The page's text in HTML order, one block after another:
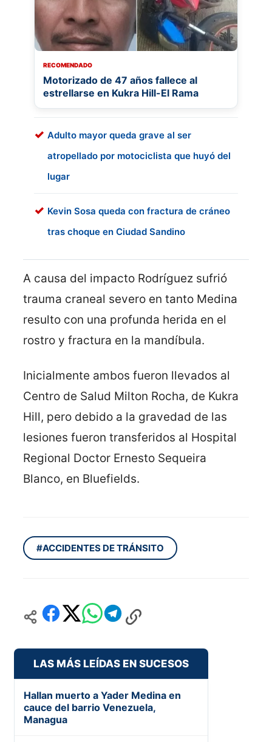
RECOMENDADO
Motorizado de 47 años fallece al
estrellarse en Kukra Hill-El Rama
Adulto mayor queda grave al ser
atropellado por motociclista que huyó del
lugar
Kevin Sosa queda con fractura de cráneo
tras choque en Ciudad Sandino
A causa del impacto Rodríguez sufrió
trauma craneal severo en tanto Medina
resulto con una profunda herida en el
rostro y fractura en la mandíbula.
Inicialmente ambos fueron llevados al
Centro de Salud Milton Rocha, de Kukra
Hill, pero debido a la gravedad de las
lesiones fueron transferidos al Hospital
Regional Doctor Ernesto Sequeira
Blanco, en Bluefields.
#ACCIDENTES DE TRÁNSITO
LAS MÁS LEÍDAS EN SUCESOS
Hallan muerto a Yader Medina en
cauce del barrio Venezuela,
Managua